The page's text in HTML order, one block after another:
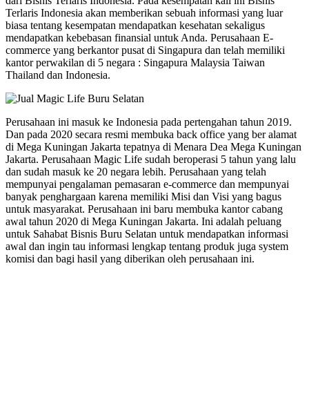
Terlaris Indonesia akan memberikan sebuah informasi yang luar
biasa tentang kesempatan mendapatkan kesehatan sekaligus
mendapatkan kebebasan finansial untuk Anda. Perusahaan E-
commerce yang berkantor pusat di Singapura dan telah memiliki
kantor perwakilan di 5 negara : Singapura Malaysia Taiwan
Thailand dan Indonesia.
Perusahaan ini masuk ke Indonesia pada pertengahan tahun 2019.
Dan pada 2020 secara resmi membuka back office yang ber alamat
di Mega Kuningan Jakarta tepatnya di Menara Dea Mega Kuningan
Jakarta. Perusahaan Magic Life sudah beroperasi 5 tahun yang lalu
dan sudah masuk ke 20 negara lebih. Perusahaan yang telah
mempunyai pengalaman pemasaran e-commerce dan mempunyai
banyak penghargaan karena memiliki Misi dan Visi yang bagus
untuk masyarakat. Perusahaan ini baru membuka kantor cabang
awal tahun 2020 di Mega Kuningan Jakarta. Ini adalah peluang
untuk Sahabat Bisnis Buru Selatan untuk mendapatkan informasi
awal dan ingin tau informasi lengkap tentang produk juga system
komisi dan bagi hasil yang diberikan oleh perusahaan ini.